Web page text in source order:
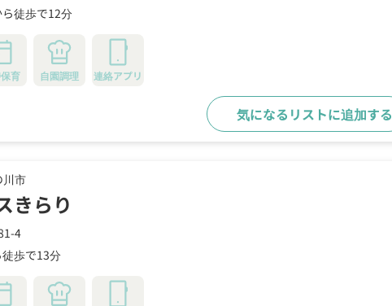
徒歩で12分
育 自園調理 連絡アプリ
気になるリストに追加する
川市
きらり
4
歩で13分